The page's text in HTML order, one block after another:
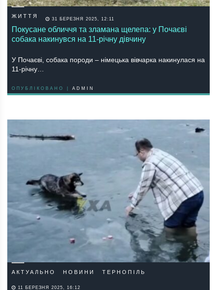
ЖИТТЯ 31 БЕРЕЗНЯ 2025, 12:11
Покусане обличчя та зламана щелепа: у Почаєві
собака накинувся на 11-річну дівчину
У Почаєві, собака породи – німецька вівчарка накинулася на
11-річну…
ОПУБЛІКОВАНО | ADMIN
АКТУАЛЬНО НОВИНИ ТЕРНОПІЛЬ
11 БЕРЕЗНЯ 2025, 16:12